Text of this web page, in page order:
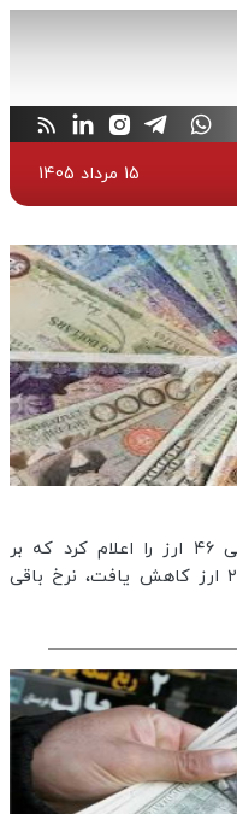
15 مرداد 1405
انک مرکزی امروز چهارشنبه، نرخ رسمی ۴۶ ارز را اعلام کرد که بر
اساس آن نرخ ۱۲ ارز افزایش و نرخ ۲۹ ارز کاهش یافت، نرخ باقی